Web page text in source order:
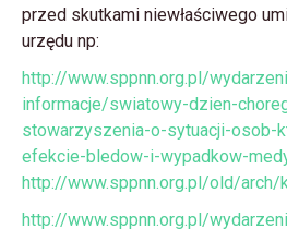
przed skutkami niewłaściwego
urzędu np:
http://www.sppnn.org.pl/
informacje/swiatowy-dzien-
stowarzyszenia-o-sytuacji-osob-
efekcie-bledow-i-wypadkow-
http://www.sppnn.org.pl/old/arch/
http://www.sppnn.org.pl/